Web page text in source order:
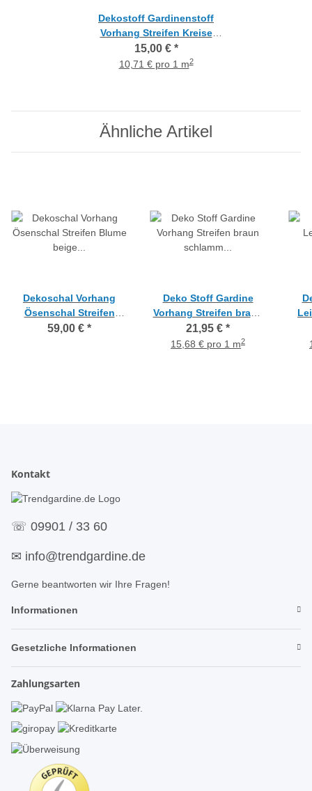
Dekostoff Gardinenstoff
Vorhang Streifen Kreise
creme grau anthrazit
blickdicht, Meterware
15,00 € *
10,71 € pro 1 m2
Ähnliche Artikel
Dekoschal Vorhang
Ösenschal Streifen
Blume beige grau
59,00 € *
Deko Stoff Gardine
Vorhang Streifen braun
schlamm anthrazit
blickdicht, Meterware
21,95 € *
15,68 € pro 1 m2
Kontakt
☏ 09901 / 33 60
✉ info@trendgardine.de
Gerne beantworten wir Ihre Fragen!
Informationen
Gesetzliche Informationen
Zahlungsarten